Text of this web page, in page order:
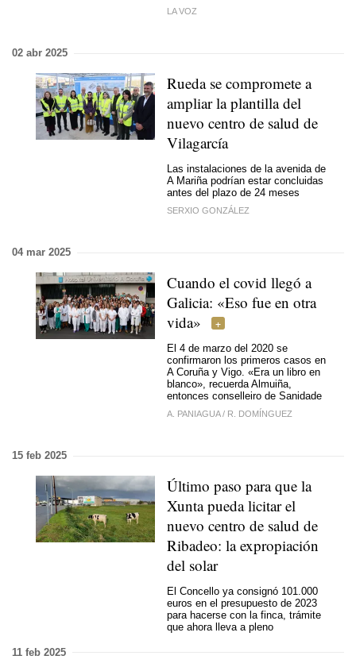
LA VOZ
02 abr 2025
Rueda se compromete a
ampliar la plantilla del
nuevo centro de salud de
Vilagarcía
Las instalaciones de la avenida de
A Mariña podrían estar concluidas
antes del plazo de 24 meses
SERXIO GONZÁLEZ
04 mar 2025
Cuando el covid llegó a
Galicia: «Eso fue en otra
vida»
El 4 de marzo del 2020 se
confirmaron los primeros casos en
A Coruña y Vigo. «Era un libro en
blanco», recuerda Almuiña,
entonces conselleiro de Sanidade
A. PANIAGUA / R. DOMÍNGUEZ
15 feb 2025
Último paso para que la
Xunta pueda licitar el
nuevo centro de salud de
Ribadeo: la expropiación
del solar
El Concello ya consignó 101.000
euros en el presupuesto de 2023
para hacerse con la finca, trámite
que ahora lleva a pleno
11 feb 2025